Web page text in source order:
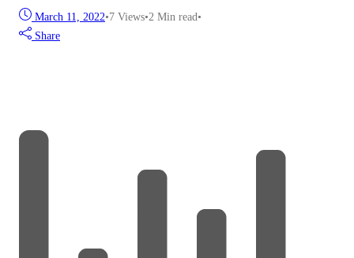
March 11, 2022•7 Views•2 Min read•
Share